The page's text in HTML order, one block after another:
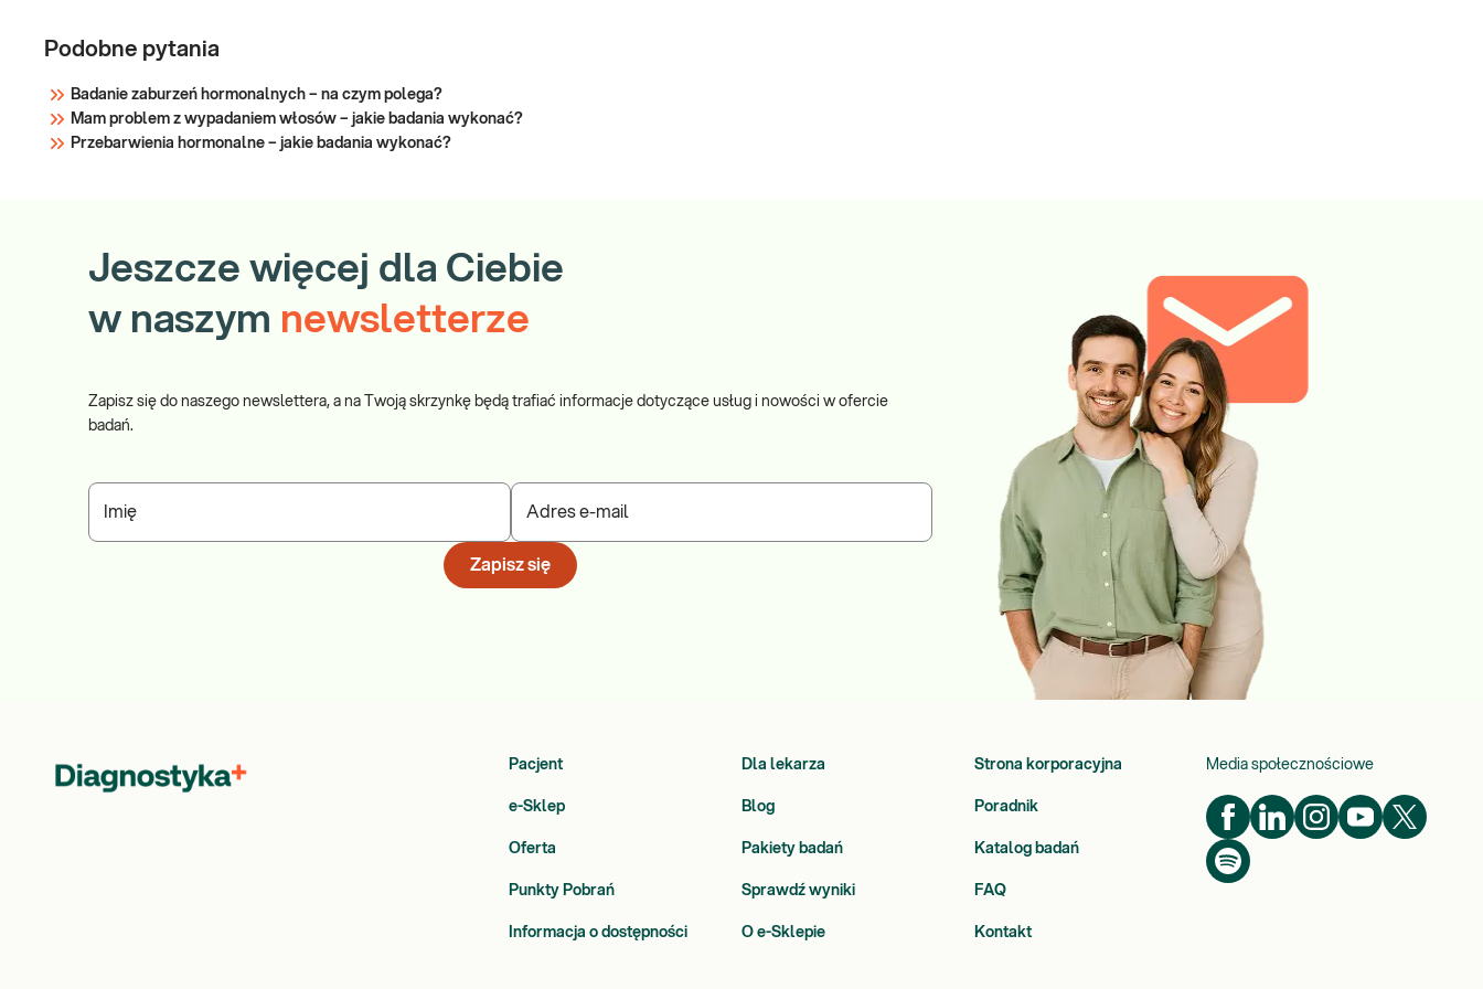
Podobne pytania
Badanie zaburzeń hormonalnych – na czym polega?
Mam problem z wypadaniem włosów – jakie badania wykonać?
Przebarwienia hormonalne – jakie badania wykonać?
Jeszcze więcej dla Ciebie
w naszym newsletterze
Zapisz się do naszego newslettera, a na Twoją skrzynkę będą trafiać informacje dotyczące usług i nowości w ofercie
badań.
Imię Adres e-mail
Zapisz się
Pacjent Dla lekarza Strona korporacyjna
e-Sklep Blog Poradnik
Oferta Pakiety badań Katalog badań
Punkty Pobrań Sprawdź wyniki FAQ
Informacja o dostępności O e-Sklepie Kontakt
Media społecznościowe